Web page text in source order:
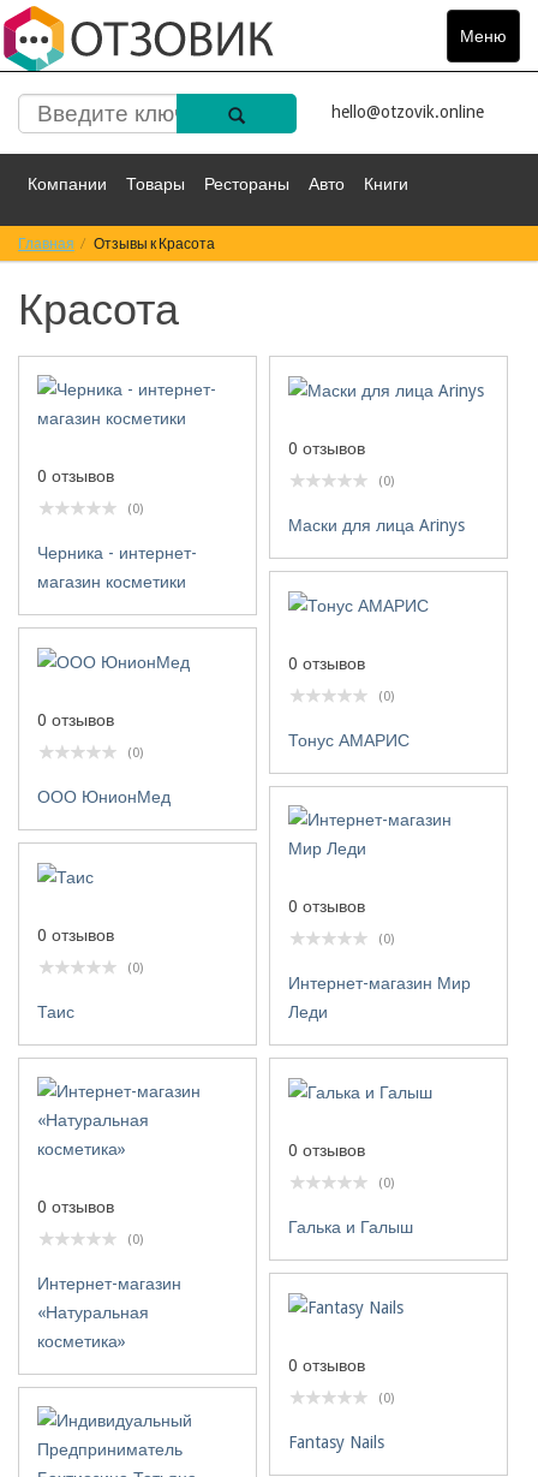
Меню
Toggle
hello@otzovik.online
Компании Товары Рестораны Авто Книги
Спорт Фильмы Деньги
Красота Здоровье
Главная Отзывы к Красота
Красота
0 отзывов
(0)
Черника - интернет-
магазин косметики
0 отзывов
(0)
Маски для лица Arinys
0 отзывов
(0)
Тонус АМАРИС
0 отзывов
(0)
ООО ЮнионМед
0 отзывов
(0)
Интернет-магазин Мир
Леди
0 отзывов
(0)
Таис
0 отзывов
(0)
Интернет-магазин
«Натуральная
косметика»
0 отзывов
(0)
Галька и Галыш
0 отзывов
(0)
Fantasy Nails